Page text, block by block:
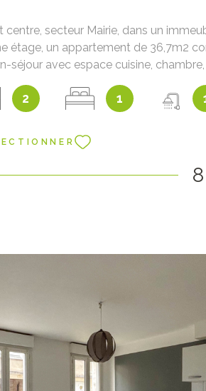
centre, secteur Mairie, dans un
étage, un appartement de 36,7m2
séjour avec espace cuisine,
sur les risques auxquels ce
sur le site Géorisques :
frais d'agence inclus dont 7,80% à
Prix net vendeur : 77 000€
2 1